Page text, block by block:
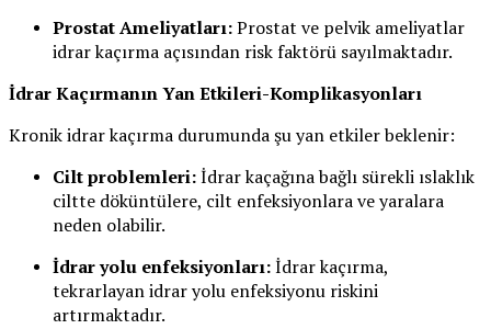
Prostat Ameliyatları:Prostat ve pelvik ameliyatlar
idrar kaçırma açısından risk faktörü sayılmaktadır.
İdrar Kaçırmanın Yan Etkileri-Komplikasyonları
Kronik idrar kaçırma durumunda şu yan etkiler beklenir:
Cilt problemleri:İdrar kaçağına bağlı sürekli ıslaklık
ciltte döküntülere, cilt enfeksiyonlara ve yaralara
neden olabilir.
İdrar yolu enfeksiyonları:İdrar kaçırma,
tekrarlayan idrar yolu enfeksiyonu riskini
artırmaktadır.